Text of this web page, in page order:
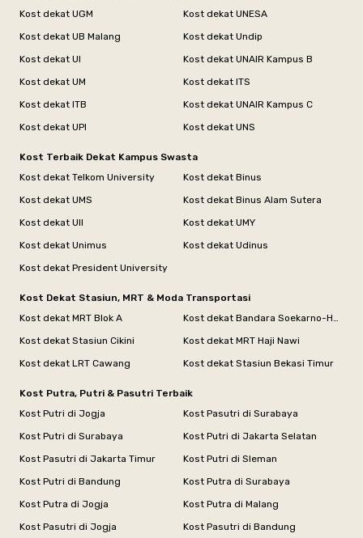
Kost dekat UGM
Kost dekat UNESA
Kost dekat UB Malang
Kost dekat Undip
Kost dekat UI
Kost dekat UNAIR Kampus B
Kost dekat UM
Kost dekat ITS
Kost dekat ITB
Kost dekat UNAIR Kampus C
Kost dekat UPI
Kost dekat UNS
Kost Terbaik Dekat Kampus Swasta
Kost dekat Telkom University
Kost dekat Binus
Kost dekat UMS
Kost dekat Binus Alam Sutera
Kost dekat UII
Kost dekat UMY
Kost dekat Unimus
Kost dekat Udinus
Kost dekat President University
Kost Dekat Stasiun, MRT & Moda Transportasi
Kost dekat MRT Blok A
Kost dekat Bandara Soekarno-Hatta
Kost dekat Stasiun Cikini
Kost dekat MRT Haji Nawi
Kost dekat LRT Cawang
Kost dekat Stasiun Bekasi Timur
Kost Putra, Putri & Pasutri Terbaik
Kost Putri di Jogja
Kost Pasutri di Surabaya
Kost Putri di Surabaya
Kost Putri di Jakarta Selatan
Kost Pasutri di Jakarta Timur
Kost Putri di Sleman
Kost Putri di Bandung
Kost Putra di Surabaya
Kost Putra di Jogja
Kost Putra di Malang
Kost Pasutri di Jogja
Kost Pasutri di Bandung